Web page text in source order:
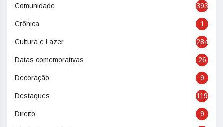
Comunidade 393
Crônica 1
Cultura e Lazer 284
Datas comemorativas 26
Decoração 9
Destaques 119
Direito 9